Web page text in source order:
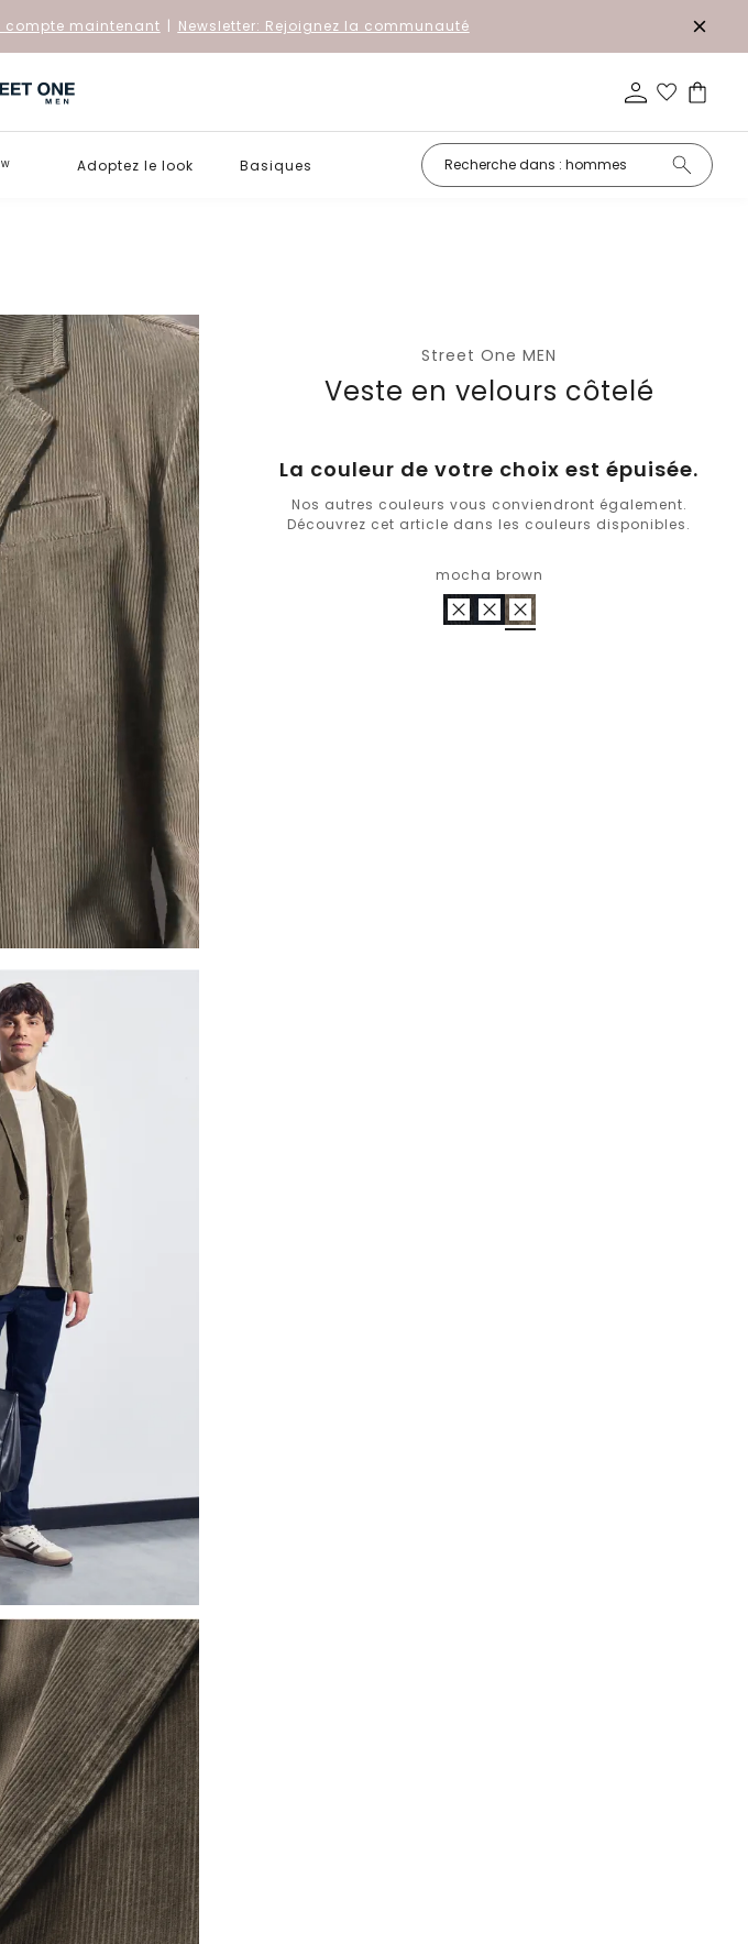
compte maintenant | Newsletter: Rejoignez la communauté
Adoptez le look Basiques Petits prix
Street One MEN
Veste en velours côtelé
La couleur de votre choix est épuisée.
Nos autres couleurs vous conviendront également.
Découvrez cet article dans les couleurs disponibles.
mocha brown